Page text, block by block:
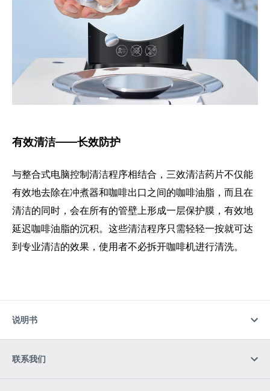
有效清洁——长效防护
与整合式电脑控制清洁程序相结合，三效清洁药片不仅能
有效地去除在冲煮器和咖啡出口之间的咖啡油脂，而且在
清洁的同时，会在所有的管壁上形成一层保护膜，有效地
延迟咖啡油脂的沉积。这些清洁程序只需轻轻一按就可达
到专业清洁的效果，使用者不必拆开咖啡机进行清洗。
说明书
联系我们